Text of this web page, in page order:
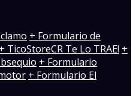
+ Formulario de
+ TicoStoreCR Te Lo TRAE! +
+ Formulario
+ Formulario El